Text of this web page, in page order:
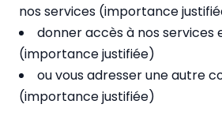
nos services (importance
donner accès à nos services
(importance justifiée)
ou vous adresser une autre
(importance justifiée)